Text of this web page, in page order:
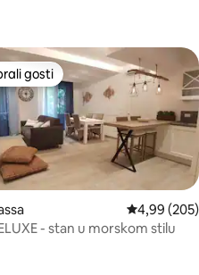
rangiranima s oznakom
gosti
Prosječna
4,99 (205)
- stan u morskom stilu